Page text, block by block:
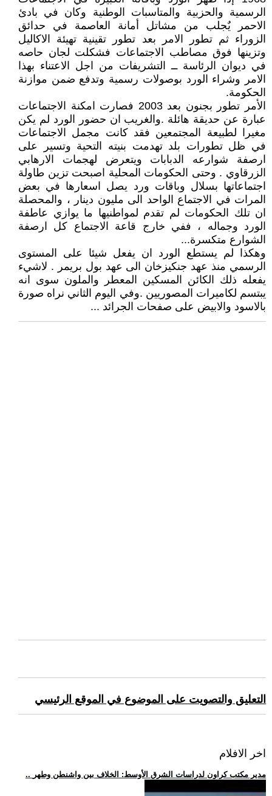
الرسمية والحزبية والمتاسبات الوطنية وكان في بادئ
الاحمر يٌجلب من مشاتل أمانة العاصمة في حدائق
الزوراء ثم تطور الامر بعد تطور تقينية تهيئة الاكاليل
وتزينها فوق مصاطب الاجتماعات فشكلت لجان حاصه
في ديوان الرئاسة ــ التشريفات من اجل الاعتناء بهذا
الامر وشراء الورد بوصولات رسمية وتدفع ضمن موازنة
الحكومة.
الأمر تطور بجنون بعد 2003 فصارت امكنة الاجتماعات
عبارة عن حديقة هائلة .والغريب ان حضور الورد لم يكن
مغيرا لطبيعة المجتمعين فقد كانت مجمل الاجتماعات
في ظل تطورات بلد تهدمت بنيته التحية وتسير على
ارصفة شوارعه الدبابات ويتعرض لهجمات الارهابي
الزرقاوي . وحتى الحكومات المحلية اصبحت تزين طاولة
اجتماعاتها بسلال وباقات ورد يصل اسعارها في بعض
المرات في الاجتماع الواحد الى مليون دينار ، والمحصلة
ان تلك الحكومات لم تقدم لمواطنيها ما يوازي عاطفة
الورد وجماله ، ففي خارج قاعة الاجتماع كل ارصفة
الشوارع متكسرة...
وهكذا لم يستطع الورد ان يفعل شيئا على المستوى
الرسمي منذ عهد جنكيزخان الى عهد بول بريمر . لاشيء
يفعله ذلك الكائن المسكين المعطر والملون سوى انه
يبتسم لكاميرات المصوريين .وفي اليوم الثاني نراه صورة
بالاسود والابيض على صفحات الجرائد ...
التعليق والتصويت على الموضوع في الموقع الرئيسي
اخر الافلام
.. مدير مكتب كراون لدراسات الشرق الأوسط: الخلاف بين واشنطن وطهر